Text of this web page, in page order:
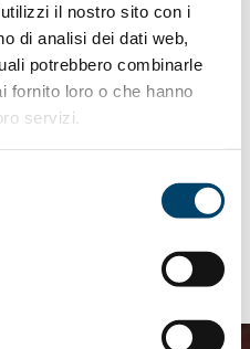
il nostro sito con i
di analisi dei dati web,
potrebbero combinarle
fornito loro o che hanno
servizi.